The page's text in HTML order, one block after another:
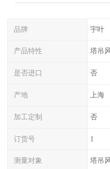
品牌 宇叶
产品特性 塔吊
是否进口 否
产地 上海
加工定制 否
订货号 1
测量对象 塔吊